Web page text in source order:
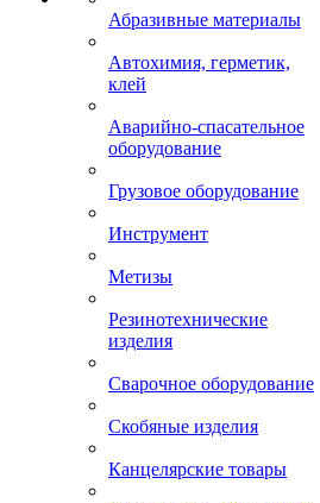
Абразивные материалы
Автохимия, герметик,
клей
Аварийно-спасательное
оборудование
Грузовое оборудование
Инструмент
Метизы
Резинотехнические
изделия
Сварочное оборудование
Скобяные изделия
Канцелярские товары